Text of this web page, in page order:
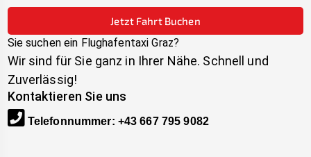
Jetzt Fahrt Buchen
Sie suchen ein Flughafentaxi Graz?
Wir sind für Sie ganz in Ihrer Nähe. Schnell und
Zuverlässig!
Kontaktieren Sie uns
Telefonnummer: +43 667 795 9082